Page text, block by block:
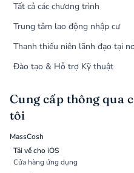
Tất cả các chương trình
Trung tâm lao động nhập cư
Thanh thiếu niên lãnh đạo tại
Đào tạo & Hỗ trợ Kỹ thuật
Cung cấp thông qua
tôi
MassCosh
Tải về cho iOS
Cửa hàng ứng dụng